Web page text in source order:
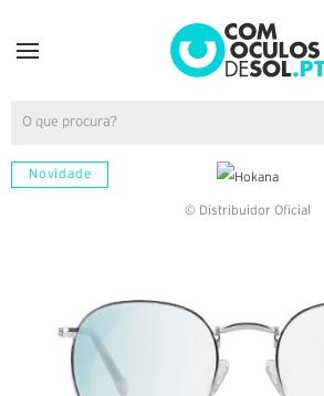
© Distribuidor Oficial
Novidade